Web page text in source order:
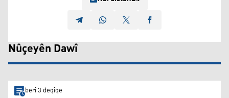
Nûçeyên Dawî
berî 3 deqîqe